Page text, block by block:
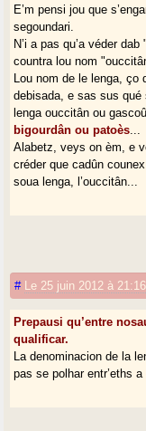
E’m pensi jou que
segoundari.
N’i a pas qu’a véder
countra lou nom
Lou nom de le lenga,
debisada, e sas sus qué
lenga ouccitân ou
bigourdân ou patoès
Alabetz, veys on èm, e
créder que cadûn
soua lenga, l’ouccitân...
# Le 25 juin 2012 à 21:16
Prepausi qu’entre
qualificar.
La denominacion de la
pas se polhar entr’eths a